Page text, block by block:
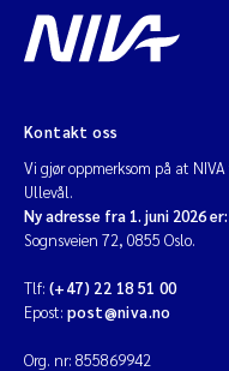
Kontakt oss
Vi gjør oppmerksom på at
Ullevål.
Ny adresse fra 1. juni 2026 er:
Sognsveien 72, 0855 Oslo.
Tlf: (+47) 22 18 51 00
Epost: post@niva.no
Org. nr: 855869942